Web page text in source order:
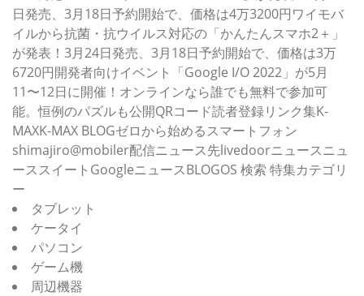
日発売、3月18日予約開始で、価格は4万3200円ワイモバ
イルから抗菌・抗ウイルス対応の「かんたんスマホ2＋」
が発表！3月24日発売、3月18日予約開始で、価格は3万
6720円開発者向けイベント「Google I/O 2022」が5月
11〜12日に開催！オンラインなら誰でも無料で参加可
能。恒例のパズルも公開QRコード読者登録リンク集K-
MAXK-MAX BLOGゼロから始めるスマートフォン
shimajiro@mobiler配信ニュース先livedoorニュースニュ
ーススイートGoogleニュースBLOGOS 検索 特集カテゴリ
ー
タブレット
ケータイ
パソコン
ゲーム機
周辺機器